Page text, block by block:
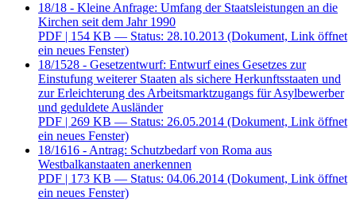
18/18 - Kleine Anfrage: Umfang der Staatsleistungen an die
Kirchen seit dem Jahr 1990
PDF | 154 KB — Status: 28.10.2013 (Dokument, Link öffnet
ein neues Fenster)
18/1528 - Gesetzentwurf: Entwurf eines Gesetzes zur
Einstufung weiterer Staaten als sichere Herkunftsstaaten und
zur Erleichterung des Arbeitsmarktzugangs für Asylbewerber
und geduldete Ausländer
PDF | 269 KB — Status: 26.05.2014 (Dokument, Link öffnet
ein neues Fenster)
18/1616 - Antrag: Schutzbedarf von Roma aus
Westbalkanstaaten anerkennen
PDF | 173 KB — Status: 04.06.2014 (Dokument, Link öffnet
ein neues Fenster)